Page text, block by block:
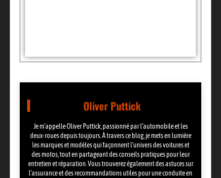
Oliver Puttick
Je m’appelle Oliver Puttick, passionné par l’automobile et les
deux-roues depuis toujours. À travers ce blog, je mets en lumière
les marques et modèles qui façonnent l’univers des voitures et
des motos, tout en partageant des conseils pratiques pour leur
entretien et réparation. Vous trouverez également des astuces sur
l’assurance et des recommandations utiles pour une conduite en